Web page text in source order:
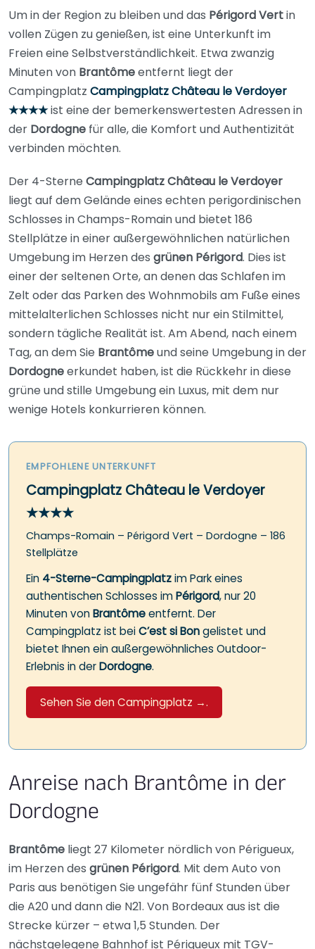
Um in der Region zu bleiben und das Périgord Vertin
vollen Zügen zu genießen, ist eine Unterkunft im
Freien eine Selbstverständlichkeit. Etwa zwanzig
Minuten von Brantômeentfernt liegt der
Campingplatz Campingplatz Château le Verdoyer
★★★★ist eine der bemerkenswertesten Adressen in
der Dordogne für alle, die Komfort und Authentizität
verbinden möchten.
Der 4-Sterne Campingplatz Château le Verdoyer
liegt auf dem Gelände eines echten perigordinischen
Schlosses in Champs-Romain und bietet 186
Stellplätze in einer außergewöhnlichen natürlichen
Umgebung im Herzen des grünen Périgord. Dies ist
einer der seltenen Orte, an denen das Schlafen im
Zelt oder das Parken des Wohnmobils am Fuße eines
mittelalterlichen Schlosses nicht nur ein Stilmittel,
sondern tägliche Realität ist. Am Abend, nach einem
Tag, an dem Sie Brantômeund seine Umgebung in der
Dordogneerkundet haben, ist die Rückkehr in diese
grüne und stille Umgebung ein Luxus, mit dem nur
wenige Hotels konkurrieren können.
EMPFOHLENE UNTERKUNFT
Campingplatz Château le Verdoyer
★★★★
Champs-Romain – Périgord Vert – Dordogne – 186
Stellplätze
Ein 4-Sterne-Campingplatzim Park eines
authentischen Schlosses imPérigord, nur 20
Minuten vonBrantômeentfernt. Der
Campingplatz ist beiC’est si Bongelistet und
bietet Ihnen ein außergewöhnliches Outdoor-
Erlebnis in derDordogne.
Sehen Sie den Campingplatz →.
Anreise nach Brantôme in der
Dordogne
Brantôme liegt 27 Kilometer nördlich von Périgueux,
im Herzen des grünen Périgord. Mit dem Auto von
Paris aus benötigen Sie ungefähr fünf Stunden über
die A20 und dann die N21. Von Bordeaux aus ist die
Strecke kürzer – etwa 1,5 Stunden. Der
nächstgelegene Bahnhof ist Périgueux mit TGV-